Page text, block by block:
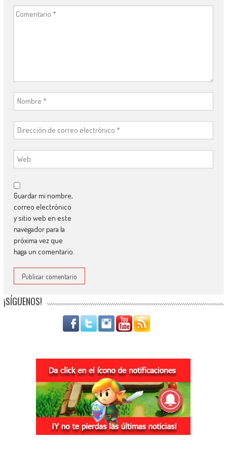
Guardar mi nombre,
correo electrónico
y sitio web en este
navegador para la
próxima vez que
haga un comentario.
¡SÍGUENOS!